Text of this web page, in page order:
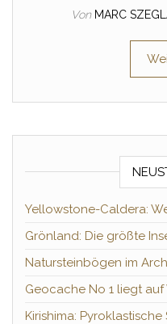
Von MARC
Yellowstone-Caldera:
Grönland: Die größte
Natursteinbögen im
Geocache No 1 liegt auf
Kirishima: